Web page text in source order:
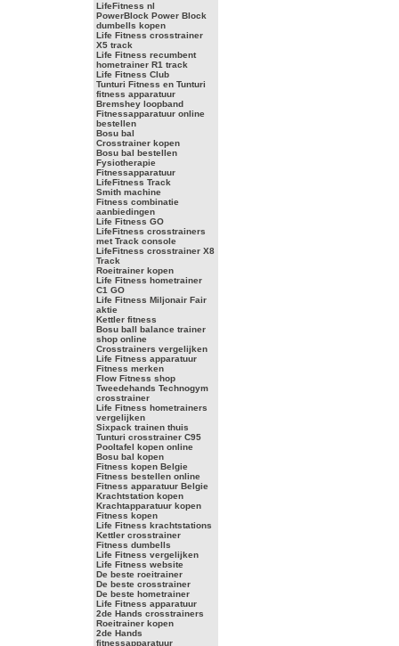
LifeFitness nl
PowerBlock Power Block
dumbells kopen
Life Fitness crosstrainer
X5 track
Life Fitness recumbent
hometrainer R1 track
Life Fitness Club
Tunturi Fitness en Tunturi
fitness apparatuur
Bremshey loopband
Fitnessapparatuur online
bestellen
Bosu bal
Crosstrainer kopen
Bosu bal bestellen
Fysiotherapie
Fitnessapparatuur
LifeFitness Track
Smith machine
Fitness combinatie
aanbiedingen
Life Fitness GO
LifeFitness crosstrainers
met Track console
LifeFitness crosstrainer X8
Track
Roeitrainer kopen
Life Fitness hometrainer
C1 GO
Life Fitness Miljonair Fair
aktie
Kettler fitness
Bosu ball balance trainer
shop online
Crosstrainers vergelijken
Life Fitness apparatuur
Fitness merken
Flow Fitness shop
Tweedehands Technogym
crosstrainer
Life Fitness hometrainers
vergelijken
Sixpack trainen thuis
Tunturi crosstrainer C95
Pooltafel kopen online
Bosu bal kopen
Fitness kopen Belgie
Fitness bestellen online
Fitness apparatuur Belgie
Krachtstation kopen
Krachtapparatuur kopen
Fitness kopen
Life Fitness krachtstations
Kettler crosstrainer
Fitness dumbells
Life Fitness vergelijken
Life Fitness website
De beste roeitrainer
De beste crosstrainer
De beste hometrainer
Life Fitness apparatuur
2de Hands crosstrainers
Roeitrainer kopen
2de Hands
fitnessapparatuur